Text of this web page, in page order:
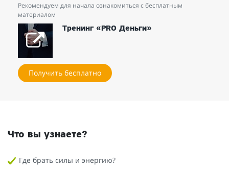
Рекомендуем для начала ознакомиться с бесплатным
материалом
Тренинг «PRO Деньги»
Получить бесплатно
Что вы узнаете?
Где брать силы и энергию?